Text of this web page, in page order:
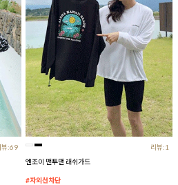
뷰:69
리뷰:1
엔조이 맨투맨 래쉬가드
#자외선차단